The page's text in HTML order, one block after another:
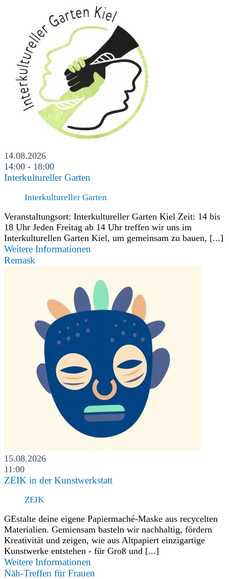
14.08.2026
14:00 - 18:00
Interkultureller Garten
Interkultureller Garten
Veranstaltungsort: Interkultureller Garten Kiel Zeit: 14 bis
18 Uhr Jeden Freitag ab 14 Uhr treffen wir uns im
Interkulturellen Garten Kiel, um gemeinsam zu bauen, [...]
Weitere Informationen
Remask
15.08.2026
11:00
ZEIK in der Kunstwerkstatt
ZEIK
GEstalte deine eigene Papiermaché-Maske aus recycelten
Materialien. Gemiensam basteln wir nachhaltig, fördern
Kreativität und zeigen, wie aus Altpapiert einzigartige
Kunstwerke entstehen - für Groß und [...]
Weitere Informationen
Näh-Treffen für Frauen